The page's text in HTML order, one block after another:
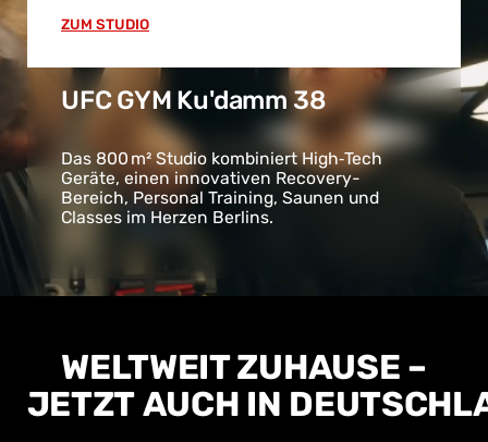
ZUM STUDIO
UFC GYM Ku'damm 38
Das 800 m² Studio kombiniert High‑Tech
Geräte, einen innovativen Recovery­-
Bereich, Personal Training, Saunen und
Classes im Herzen Berlins.
WELTWEIT ZUHAUSE –
JETZT AUCH IN